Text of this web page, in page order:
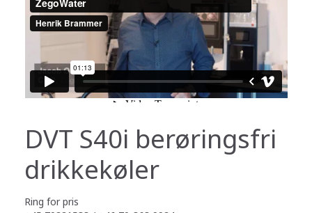
DVT S40i berøringsfri
drikkekøler
Ring for pris